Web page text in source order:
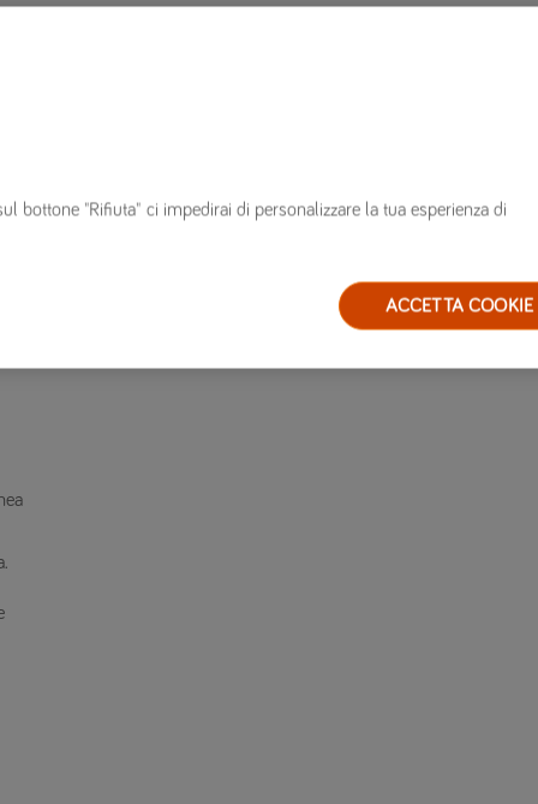
bottone "Rifiuta" ci impedirai di personalizzare la tua esperienza di
ACCETTA COOKIE